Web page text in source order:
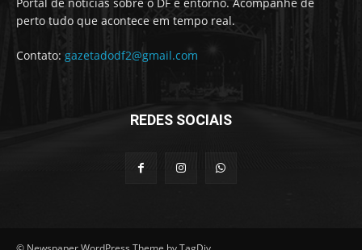
perto tudo que acontece em tempo real.
Contato: gazetadodf2@gmail.com
REDES SOCIAIS